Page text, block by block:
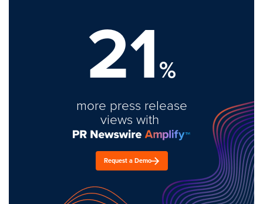
21%
more press release
views with
Request a Demo